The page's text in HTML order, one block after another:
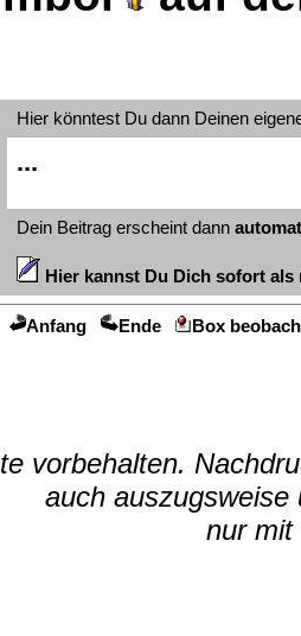
Hier könntest Du dann Deinen
...
Dein Beitrag erscheint dann
Hier kannst Du Dich sofort
Anfang Ende Box
vorbehalten.
auch auszugsweise
nur mit